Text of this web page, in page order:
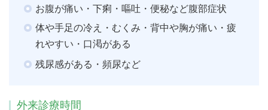
お腹が痛い・下痢・嘔吐・便秘など腹部症状
体や手足の冷え・むくみ・背中や胸が痛い・疲
れやすい・口渇がある
残尿感がある・頻尿など
外来診療時間